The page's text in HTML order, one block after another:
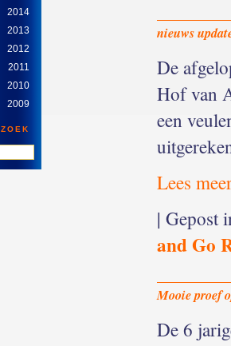
2014
2013
2012
2011
2010
2009
ZOEK
nieuws
De
Hof van
een
Lees
| Gepost
and Go
Mooie proef
De 6